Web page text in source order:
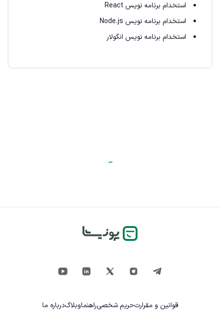
استخدام برنامه نویس React
استخدام برنامه نویس Node.js
استخدام برنامه نویس انگولار
قوانین و مقرارتحریم شخصیراهنماوبلاگدرباره ما